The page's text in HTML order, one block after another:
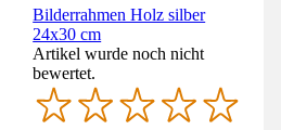
Bilderrahmen Holz silber
24x30 cm
Artikel wurde noch nicht
bewertet.